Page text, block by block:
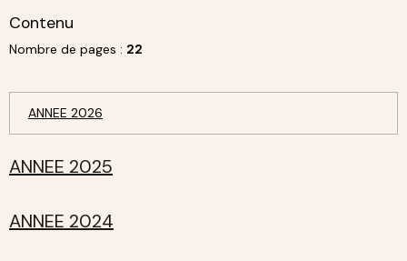
Contenu
Nombre de pages : 22
ANNEE 2026
ANNEE 2025
ANNEE 2024